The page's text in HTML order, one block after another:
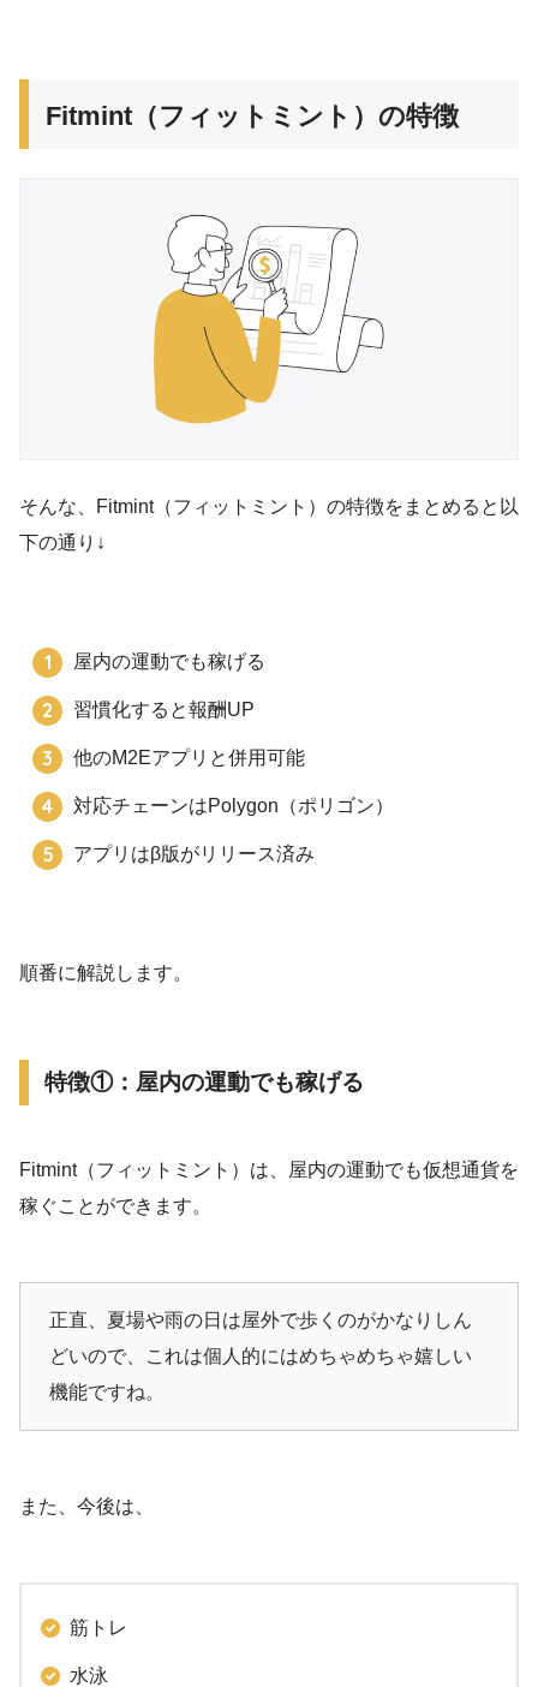
Fitmint（フィットミント）の特徴
そんな、Fitmint（フィットミント）の特徴をまとめると以
下の通り↓
屋内の運動でも稼げる
習慣化すると報酬UP
他のM2Eアプリと併用可能
対応チェーンはPolygon（ポリゴン）
アプリはβ版がリリース済み
順番に解説します。
特徴①：屋内の運動でも稼げる
Fitmint（フィットミント）は、屋内の運動でも仮想通貨を
稼ぐことができます。
正直、夏場や雨の日は屋外で歩くのがかなりしん
どいので、これは個人的にはめちゃめちゃ嬉しい
機能ですね。
また、今後は、
筋トレ
水泳